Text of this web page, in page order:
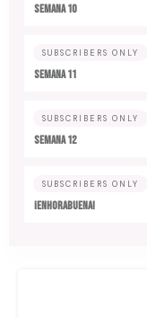
Semana 10
SUBSCRIBERS ONLY
Semana 11
SUBSCRIBERS ONLY
Semana 12
SUBSCRIBERS ONLY
¡Enhorabuena!